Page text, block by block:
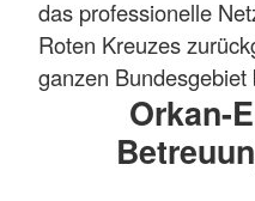
das professionelle
Roten Kreuzes
ganzen Bundesgebiet
Orkan-